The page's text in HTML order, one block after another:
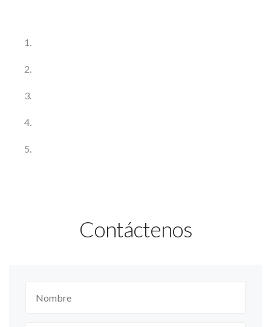
Contáctenos